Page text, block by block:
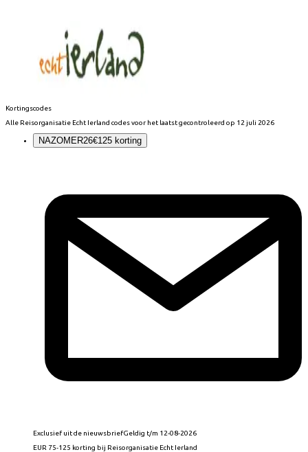
Kortingscodes
Alle Reisorganisatie Echt Ierland codes voor het laatst gecontroleerd op 12 juli 2026
NAZOMER26€125 korting
Exclusief uit de nieuwsbriefGeldig t/m 12-08-2026
EUR 75-125 korting bij Reisorganisatie Echt Ierland